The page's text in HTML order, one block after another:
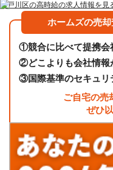
江戸川区の高時給の求人情報を見
ホームズの売
①競合に比べて提携会
②どこよりも会社情
③国際基準のセキュ
ご自宅の売
ぜひ